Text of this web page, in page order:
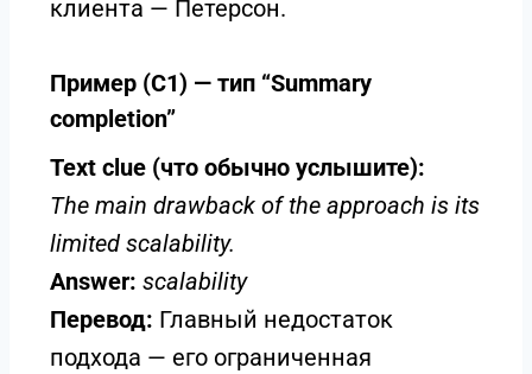
клиента — Петерсон.
Пример (C1) — тип “Summary
completion”
Text clue (что обычно услышите):
The main drawback of the approach is its
limited scalability.
Answer: scalability
Перевод: Главный недостаток
подхода — его ограниченная